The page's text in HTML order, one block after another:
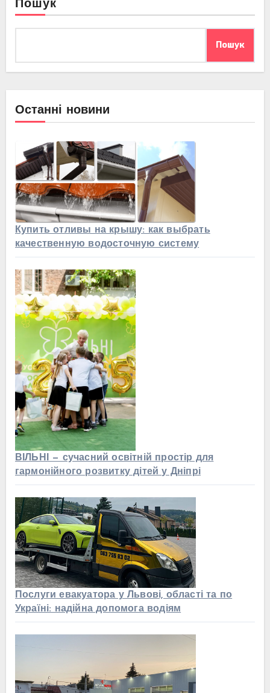
Пошук
Пошук
Останні новини
Купить отливы на крышу: как выбрать
качественную водосточную систему
ВІЛЬНІ — сучасний освітній простір для
гармонійного розвитку дітей у Дніпрі
Послуги евакуатора у Львові, області та по
Україні: надійна допомога водіям